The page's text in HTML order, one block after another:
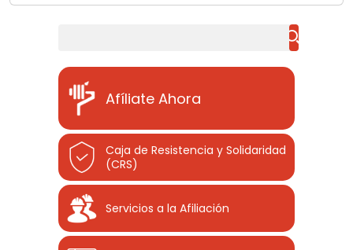
Afíliate Ahora
Caja de Resistencia y Solidaridad
(CRS)
Servicios a la Afiliación